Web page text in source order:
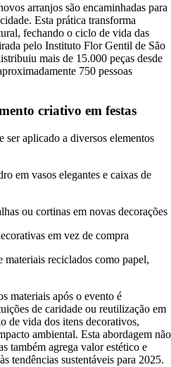
arranjos são encaminhadas para
Esta prática transforma
fechando o ciclo de vida das
pelo Instituto Flor Gentil de São
mais de 15.000 peças desde
750 pessoas
criativo em festas
aplicado a diversos elementos
em vasos elegantes e caixas de
ou cortinas em novas decorações
em vez de compra
materiais reciclados como papel,
materiais após o evento é
de caridade ou reutilização em
de vida dos itens decorativos,
ambiental. Esta abordagem não
também agrega valor estético e
tendências sustentáveis para 2025.